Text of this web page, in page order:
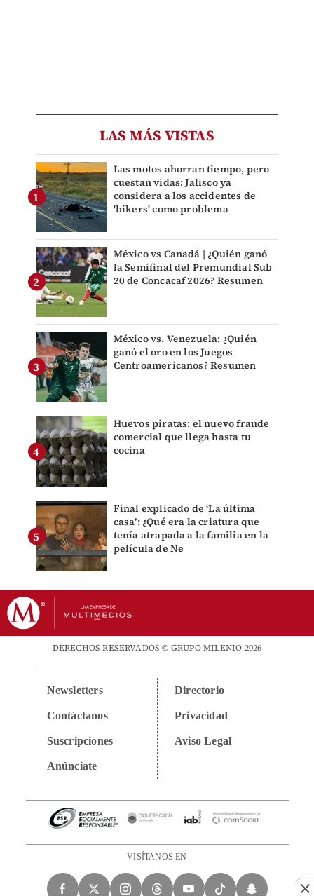
LAS MÁS VISTAS
Las motos ahorran tiempo, pero
cuestan vidas: Jalisco ya
considera a los accidentes de
'bikers' como problema
México vs Canadá | ¿Quién ganó
la Semifinal del Premundial Sub
20 de Concacaf 2026? Resumen
México vs. Venezuela: ¿Quién
ganó el oro en los Juegos
Centroamericanos? Resumen
Huevos piratas: el nuevo fraude
comercial que llega hasta tu
cocina
Final explicado de ‘La última
casa’: ¿Qué era la criatura que
tenía atrapada a la familia en la
película de Ne
DERECHOS RESERVADOS © GRUPO MILENIO 2026
Newsletters
Contáctanos
Suscripciones
Anúnciate
Directorio
Privacidad
Aviso Legal
VISÍTANOS EN